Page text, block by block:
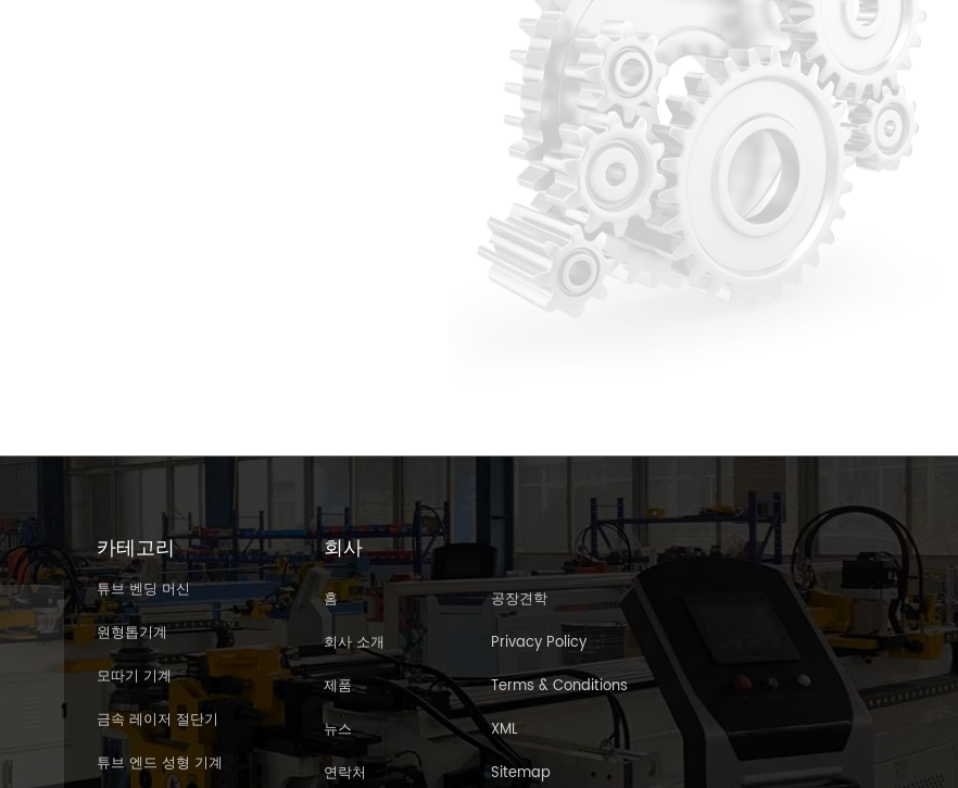
카테고리
튜브 벤딩 머신
원형톱기계
모따기 기계
금속 레이저 절단기
튜브 엔드 성형 기계
회사
홈
회사 소개
제품
뉴스
연락처
공장견학
Privacy Policy
Terms & Conditions
XML
Sitemap